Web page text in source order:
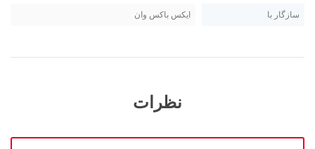
سازگار با ایکس باکس وان
نظرات